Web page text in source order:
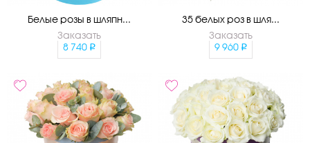
Белые розы в шляпн...
Заказать
8 740
35 белых роз в шля...
Заказать
9 960